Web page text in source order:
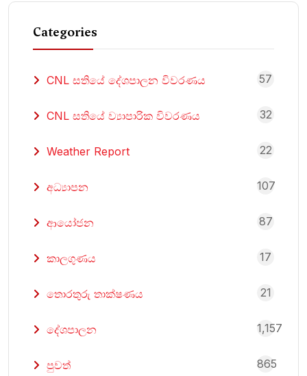
Categories
CNL සතියේ දේශපාලන විවරණය 57
CNL සතියේ ව්‍යාපාරික විවරණය 32
Weather Report 22
අධ්‍යාපන 107
ආයෝජන 87
කාලගුණය 17
තොරතුරු තාක්ෂණය 21
දේශපාලන 1,157
පුවත් 865